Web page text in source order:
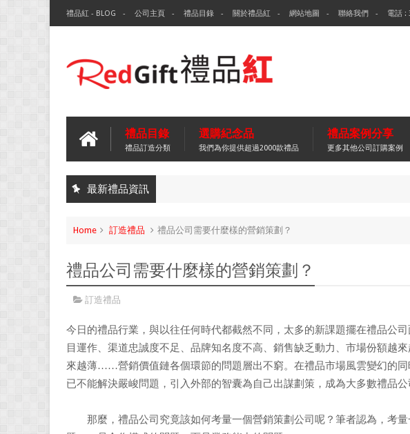
禮品紅 - BLOG 公司主頁 禮品目錄 關於禮品紅 網站地圖 聯絡我們 電話 :
禮品目錄
禮品訂造分類
選購紀念品
我們為你提供超過2000款禮品
禮品案例分享
更多其他公司訂購案例
最新禮品資訊
Home 訂造禮品 禮品公司需要什麼樣的營銷策劃？
禮品公司需要什麼樣的營銷策劃？
訂造禮品
今日的禮品行業，與以往任何時代都截然不同，太多的新課題擺在禮品公
目運作、渠道忠誠度不足、品牌知名度不高、銷售缺乏動力、市場份額越
來越薄……營銷價值鏈各個環節的問題層出不窮。在禮品市場風雲變幻的
已不能解決嚴峻問題，引入外部的智囊為自己出謀劃策，成為大多數禮品公
那麼，禮品公司究竟該如何考量一個營銷策劃公司呢？筆者認為，考量